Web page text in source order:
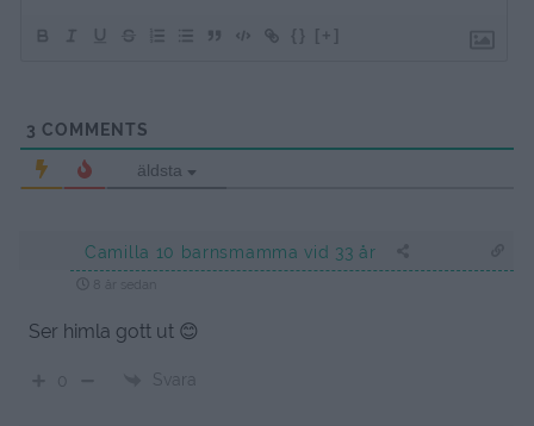
{} [+]
3 COMMENTS
äldsta
Camilla 10 barnsmamma vid 33 år
8 år sedan
Ser himla gott ut 😊
Svara